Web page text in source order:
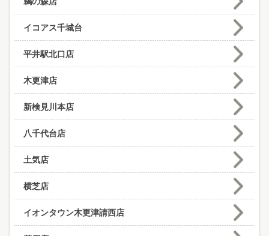
イコアス千城台
平井駅北口店
木更津店
新検見川本店
八千代台店
土気店
横芝店
イオンタウン木更津請西店